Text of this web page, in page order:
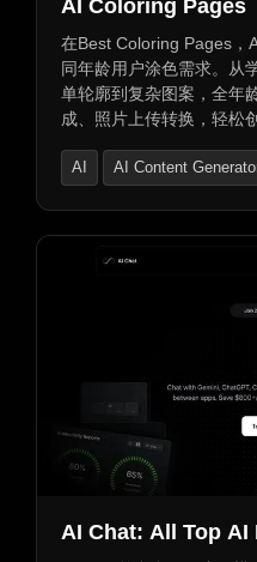
AI Coloring Pages
在Best Coloring Pages，
同年龄用户涂色需求。从
单轮廓到复杂图案，全年
成、照片上传转换，轻松
净、专业，细节完美。简
AI AI Content
AI Chat: All Top